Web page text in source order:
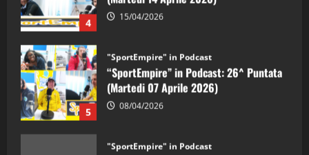
4
5
“SportEmpire” in Podcast: 26^ Puntata
(Martedi 07 Aprile 2026)
08/04/2026
“SportEmpire” in Podcast: 30^ Puntata